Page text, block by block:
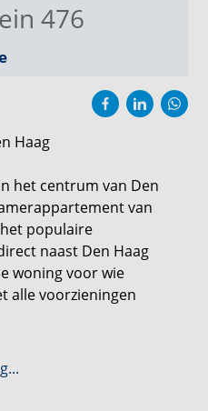
476
Haag
het centrum van Den
van
het populaire
naast Den Haag
woning voor wie
alle voorzieningen
een lichte
die dankzij de grote